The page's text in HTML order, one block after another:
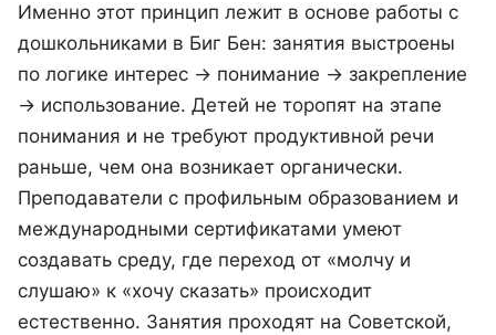
Именно этот принцип лежит в основе работы с
дошкольниками в Биг Бен: занятия выстроены
по логике интерес → понимание → закрепление
→ использование. Детей не торопят на этапе
понимания и не требуют продуктивной речи
раньше, чем она возникает органически.
Преподаватели с профильным образованием и
международными сертификатами умеют
создавать среду, где переход от «молчу и
слушаю» к «хочу сказать» происходит
естественно. Занятия проходят на Советской,